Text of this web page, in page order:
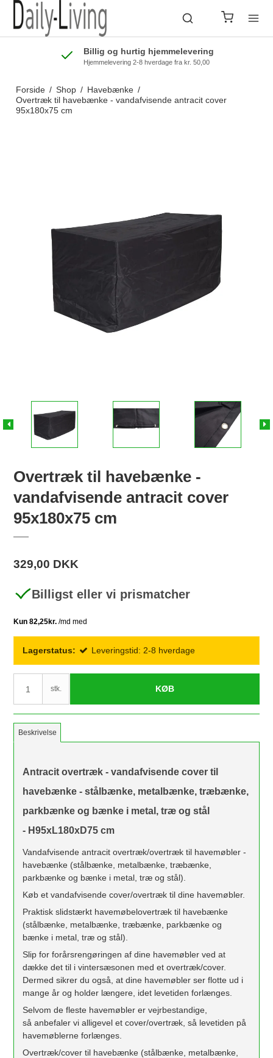
Billig og hurtig hjemmelevering
Hjemmelevering 2-8 hverdage fra kr. 50,00
Forside / Shop / Havebænke /
Overtræk til havebænke - vandafvisende antracit cover
95x180x75 cm
Overtræk til havebænke -
vandafvisende antracit cover
95x180x75 cm
329,00 DKK
Billigst eller vi prismatcher
Lagerstatus: Leveringstid: 2-8 hverdage
stk. KØB
Beskrivelse
Antracit overtræk - vandafvisende cover til
havebænke - stålbænke, metalbænke, træbænke,
parkbænke og bænke i metal, træ og stål
- H95xL180xD75 cm
Vandafvisende antracit overtræk/overtræk til havemøbler -
havebænke (stålbænke, metalbænke, træbænke,
parkbænke og bænke i metal, træ og stål).
Køb et vandafvisende cover/overtræk til dine havemøbler.
Praktisk slidstærkt havemøbelovertræk til havebænke
(stålbænke, metalbænke, træbænke, parkbænke og
bænke i metal, træ og stål).
Slip for forårsrengøringen af dine havemøbler ved at
dække det til i vintersæsonen med et overtræk/cover.
Dermed sikrer du også, at dine havemøbler ser flotte ud i
mange år og holder længere, idet levetiden forlænges.
Selvom de fleste havemøbler er vejrbestandige,
så anbefaler vi alligevel et cover/overtræk, så levetiden på
havemøblerne forlænges.
Overtræk/cover til havebænke (stålbænke, metalbænke,